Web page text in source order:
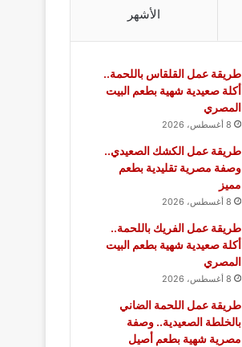
الأشهر
طريقة عمل القلقاس باللحمة..
أكلة صعيدية شهية بطعم البيت
المصري
8 أغسطس، 2026
طريقة عمل الكشك الصعيدي..
وصفة مصرية تقليدية بطعم
مميز
8 أغسطس، 2026
طريقة عمل الفريك باللحمة..
أكلة صعيدية شهية بطعم البيت
المصري
8 أغسطس، 2026
طريقة عمل اللحمة الضاني
بالخلطة الصعيدية.. وصفة
مصرية شهية بطعم أصيل